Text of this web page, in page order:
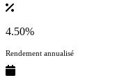
4.50%
Rendement annualisé